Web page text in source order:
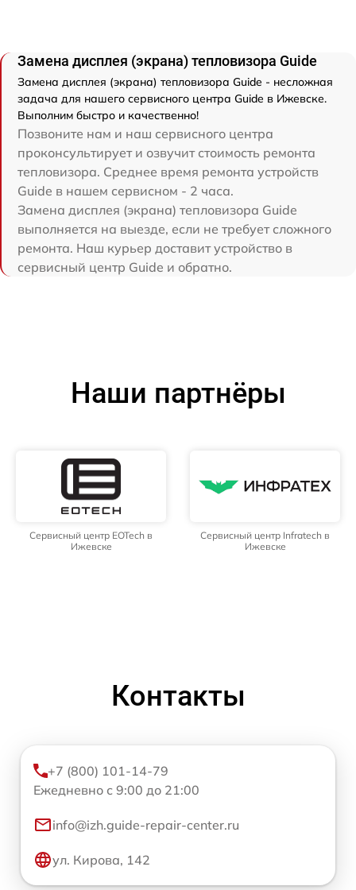
Замена дисплея (экрана) тепловизора Guide
Замена дисплея (экрана) тепловизора Guide - несложная
задача для нашего сервисного центра Guide в Ижевске.
Выполним быстро и качественно!
Позвоните нам и наш сервисного центра
проконсультирует и озвучит стоимость ремонта
тепловизора. Среднее время ремонта устройств
Guide в нашем сервисном - 2 часа.
Замена дисплея (экрана) тепловизора Guide
выполняется на выезде, если не требует сложного
ремонта. Наш курьер доставит устройство в
сервисный центр Guide и обратно.
Наши партнёры
Сервисный центр EOTech в
Ижевске
Сервисный центр Infratech в
Ижевске
Контакты
+7 (800) 101-14-79
Ежедневно с 9:00 до 21:00
info@izh.guide-repair-center.ru
ул. Кирова, 142